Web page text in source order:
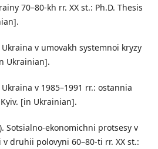
70–80-kh rr. XX st.: Ph.D. Thesis
Ukraina v umovakh systemnoi kryzy
Ukrainian].
v 1985–1991 rr.: ostannia
[in Ukrainian].
Sotsialno-ekonomichni protsesy v
druhii polovyni 60–80-ti rr. XX st.: